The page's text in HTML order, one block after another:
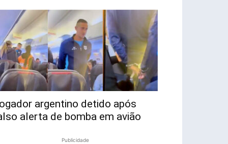
argentino detido após
alerta de bomba em avião
Publicidade